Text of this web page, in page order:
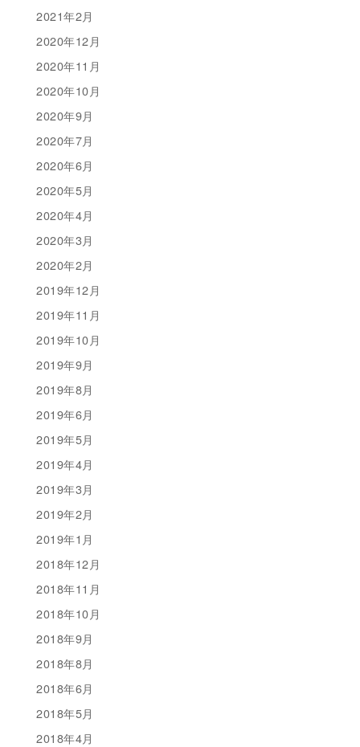
2021年2月
2020年12月
2020年11月
2020年10月
2020年9月
2020年7月
2020年6月
2020年5月
2020年4月
2020年3月
2020年2月
2019年12月
2019年11月
2019年10月
2019年9月
2019年8月
2019年6月
2019年5月
2019年4月
2019年3月
2019年2月
2019年1月
2018年12月
2018年11月
2018年10月
2018年9月
2018年8月
2018年6月
2018年5月
2018年4月